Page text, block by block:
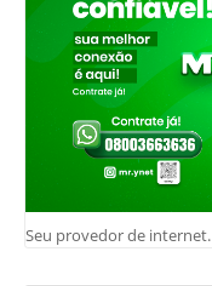
Seu provedor de internet.